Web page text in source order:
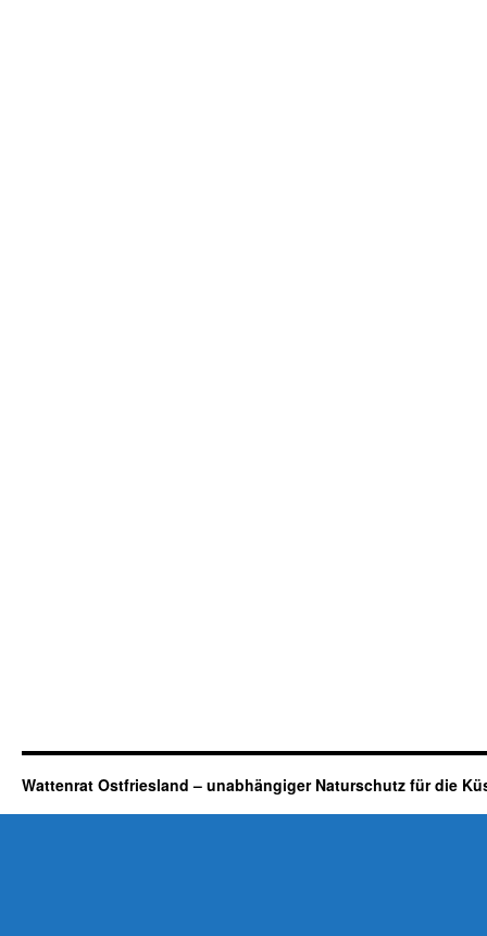
Wattenrat Ostfriesland – unabhängiger Naturschutz für die